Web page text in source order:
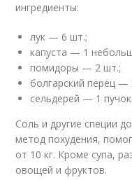
ингредиенты:
лук — 6 шт.;
капуста — 1
помидоры — 2 шт.;
болгарский перец —
сельдерей — 1 пучок.
Соль и другие специи
метод похудения,
от 10 кг. Кроме супа,
овощей и фруктов.